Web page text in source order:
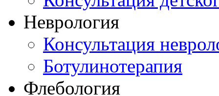
Неврология
Консультация
Ботулинотерапия
Флебология